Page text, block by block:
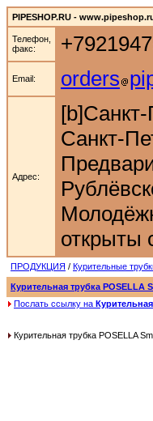
PIPESHOP.RU -
Телефон,
факс:
Email: orders
Адрес:
Санкт-
открыты
ПРОДУКЦИЯ / Курительные
Курительная трубка POSELLA
Послать ссылку на
Курительная трубка POSELLA